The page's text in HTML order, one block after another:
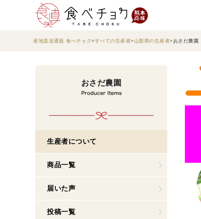
産地直送通販 食べチョク すべての生産者 山梨県の生産者 おさだ農園
おさだ農園
生産者について
商品一覧
届いた声
投稿一覧